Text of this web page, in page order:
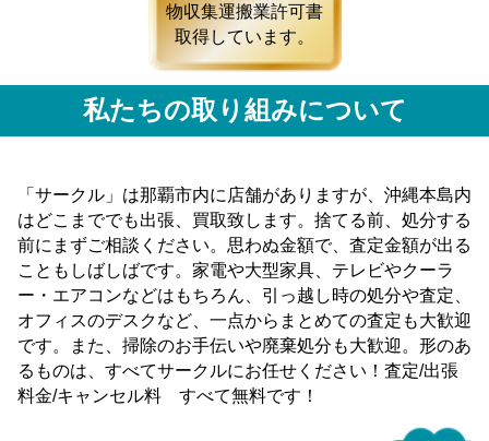
物収集運搬業許可書
取得しています。
私たちの取り組みについて
「サークル」は那覇市内に店舗がありますが、沖縄本島内
はどこまででも出張、買取致します。捨てる前、処分する
前にまずご相談ください。思わぬ金額で、査定金額が出る
こともしばしばです。家電や大型家具、テレビやクーラ
ー・エアコンなどはもちろん、引っ越し時の処分や査定、
オフィスのデスクなど、一点からまとめての査定も大歓迎
です。また、掃除のお手伝いや廃棄処分も大歓迎。形のあ
るものは、すべてサークルにお任せください！査定/出張
料金/キャンセル料 すべて無料です！